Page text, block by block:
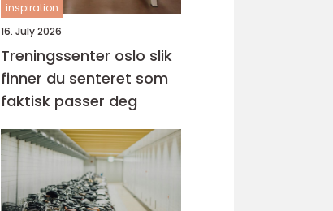
inspiration
16. July 2026
Treningssenter oslo slik
finner du senteret som
faktisk passer deg